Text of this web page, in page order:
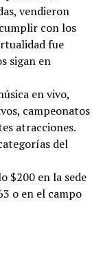
vendieron
con los
fue
sigan en
en vivo,
campeonatos
atracciones.
del
$200 en la sede
o en el campo